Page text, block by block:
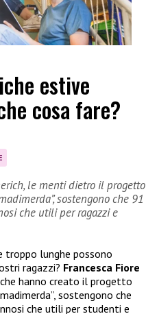
estive
cosa fare?
le menti dietro il progetto
sostengono che 91
che utili per ragazzi e
troppo lunghe possono
ragazzi? Francesca Fiore
che hanno creato il progetto
sostengono che
che utili per studenti e